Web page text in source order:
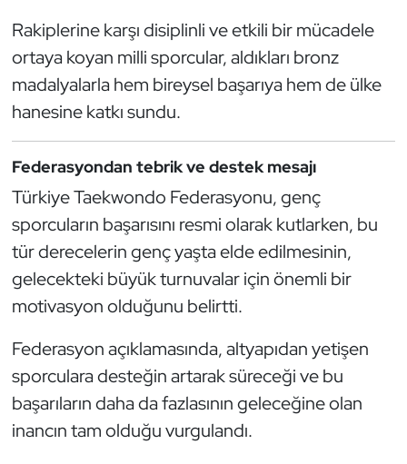
Rakiplerine karşı disiplinli ve etkili bir mücadele
ortaya koyan milli sporcular, aldıkları bronz
madalyalarla hem bireysel başarıya hem de ülke
hanesine katkı sundu.
Federasyondan tebrik ve destek mesajı
Türkiye Taekwondo Federasyonu, genç
sporcuların başarısını resmi olarak kutlarken, bu
tür derecelerin genç yaşta elde edilmesinin,
gelecekteki büyük turnuvalar için önemli bir
motivasyon olduğunu belirtti.
Federasyon açıklamasında, altyapıdan yetişen
sporculara desteğin artarak süreceği ve bu
başarıların daha da fazlasının geleceğine olan
inancın tam olduğu vurgulandı.
Kayak
Kempo
Kick Boks
Kürek
Masa Tenisi
Modern Pentatlon
Motor Sporları
Muay Thai
Okçuluk
Optimist